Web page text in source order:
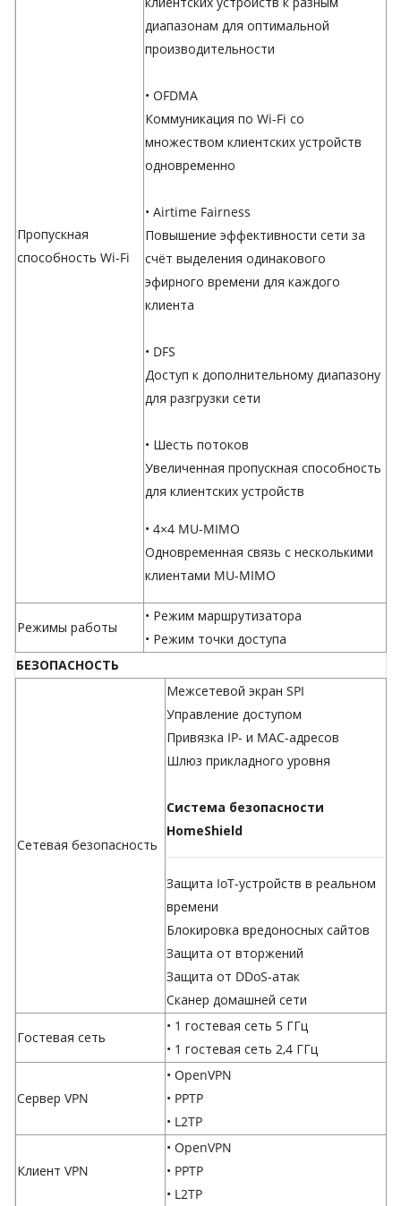
Пропускная
способность Wi-Fi
диапазонам для оптимальной
производительности
• OFDMA
Коммуникация по Wi-Fi со
множеством клиентских устройств
одновременно
• Airtime Fairness
Повышение эффективности сети за
счёт выделения одинакового
эфирного времени для каждого
клиента
• DFS
Доступ к дополнительному диапазону
для разгрузки сети
• Шесть потоков
Увеличенная пропускная способность
для клиентских устройств
• 4×4 MU-MIMO
Одновременная связь с несколькими
клиентами MU-MIMO
Режимы работы
• Режим маршрутизатора
• Режим точки доступа
БЕЗОПАСНОСТЬ
Сетевая безопасность
Межсетевой экран SPI
Управление доступом
Привязка IP- и MAC-адресов
Шлюз прикладного уровня
Система безопасности
HomeShield
Защита IoT-устройств в реальном
времени
Блокировка вредоносных сайтов
Защита от вторжений
Защита от DDoS-атак
Сканер домашней сети
Гостевая сеть
• 1 гостевая сеть 5 ГГц
• 1 гостевая сеть 2,4 ГГц
Сервер VPN
• OpenVPN
• PPTP
• L2TP
Клиент VPN
• OpenVPN
• PPTP
• L2TP